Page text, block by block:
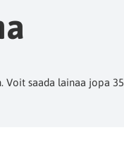
Voit saada lainaa jopa 35